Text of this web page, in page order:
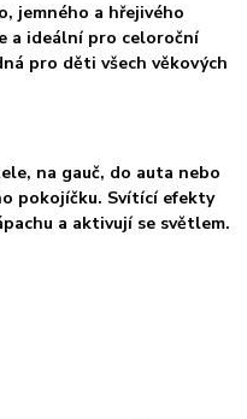
jemného a hřejivého
a ideální pro celoroční
pro děti všech věkových
na gauč, do auta nebo
pokojíčku. Svítící efekty
a aktivují se světlem.